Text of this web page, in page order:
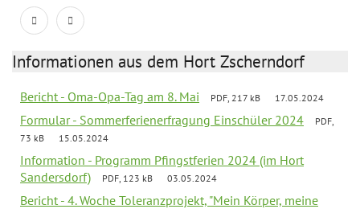
Informationen aus dem Hort Zscherndorf
Bericht - Oma-Opa-Tag am 8. Mai PDF, 217 kB 17.05.2024
Formular - Sommerferienerfragung Einschüler 2024
PDF,
73 kB
15.05.2024
Information - Programm Pfingstferien 2024 (im Hort
Sandersdorf)
PDF, 123 kB 03.05.2024
Bericht - 4. Woche Toleranzprojekt, "Mein Körper, meine